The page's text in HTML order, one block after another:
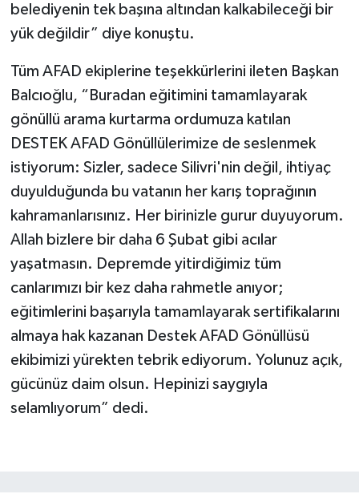
belediyenin tek başına altından kalkabileceği bir
yük değildir” diye konuştu.
Tüm AFAD ekiplerine teşekkürlerini ileten Başkan
Balcıoğlu, “Buradan eğitimini tamamlayarak
gönüllü arama kurtarma ordumuza katılan
DESTEK AFAD Gönüllülerimize de seslenmek
istiyorum: Sizler, sadece Silivri'nin değil, ihtiyaç
duyulduğunda bu vatanın her karış toprağının
kahramanlarısınız. Her birinizle gurur duyuyorum.
Allah bizlere bir daha 6 Şubat gibi acılar
yaşatmasın. Depremde yitirdiğimiz tüm
canlarımızı bir kez daha rahmetle anıyor;
eğitimlerini başarıyla tamamlayarak sertifikalarını
almaya hak kazanan Destek AFAD Gönüllüsü
ekibimizi yürekten tebrik ediyorum. Yolunuz açık,
gücünüz daim olsun. Hepinizi saygıyla
selamlıyorum” dedi.